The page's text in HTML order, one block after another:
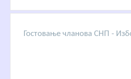
Гостовање чланова СНП -